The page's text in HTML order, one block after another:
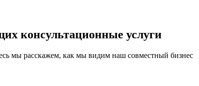
консультационные услуги
мы расскажем, как мы видим наш совместный бизнес